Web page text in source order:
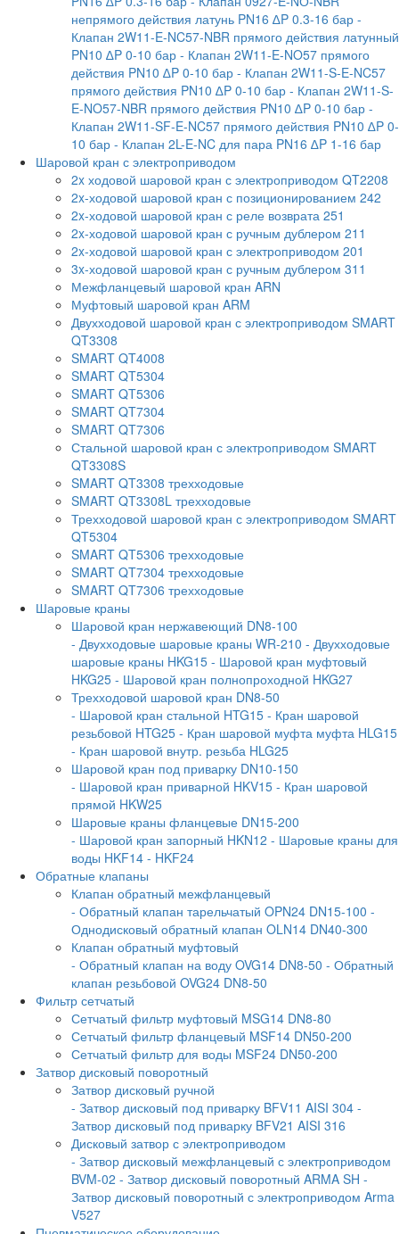
непрямого действия латунь PN16 ∆P 0.3-16 бар -
Клапан 2W11-E-NC57-NBR прямого действия латунный
PN10 ∆P 0-10 бар - Клапан 2W11-E-NO57 прямого
действия PN10 ∆P 0-10 бар - Клапан 2W11-S-E-NC57
прямого действия PN10 ∆P 0-10 бар - Клапан 2W11-S-
E-NO57-NBR прямого действия PN10 ∆P 0-10 бар -
Клапан 2W11-SF-E-NC57 прямого действия PN10 ∆P 0-
10 бар - Клапан 2L-E-NC для пара PN16 ∆P 1-16 бар
Шаровой кран с электроприводом
2x ходовой шаровой кран с электроприводом QT2208
2x-ходовой шаровой кран с позиционированием 242
2x-ходовой шаровой кран с реле возврата 251
2x-ходовой шаровой кран с ручным дублером 211
2x-ходовой шаровой кран с электроприводом 201
3x-ходовой шаровой кран с ручным дублером 311
Межфланцевый шаровой кран ARN
Муфтовый шаровой кран ARM
Двухходовой шаровой кран с электроприводом SMART
QT3308
SMART QT4008
SMART QT5304
SMART QT5306
SMART QT7304
SMART QT7306
Стальной шаровой кран с электроприводом SMART
QT3308S
SMART QT3308 трехходовые
SMART QT3308L трехходовые
Трехходовой шаровой кран с электроприводом SMART
QT5304
SMART QT5306 трехходовые
SMART QT7304 трехходовые
SMART QT7306 трехходовые
Шаровые краны
Шаровой кран нержавеющий DN8-100
- Двухходовые шаровые краны WR-210 - Двухходовые
шаровые краны HKG15 - Шаровой кран муфтовый
HKG25 - Шаровой кран полнопроходной HKG27
Трехходовой шаровой кран DN8-50
- Шаровой кран стальной HTG15 - Кран шаровой
резьбовой HTG25 - Кран шаровой муфта муфта HLG15
- Кран шаровой внутр. резьба HLG25
Шаровой кран под приварку DN10-150
- Шаровой кран приварной HKV15 - Кран шаровой
прямой HKW25
Шаровые краны фланцевые DN15-200
- Шаровой кран запорный HKN12 - Шаровые краны для
воды HKF14 - HKF24
Обратные клапаны
Клапан обратный межфланцевый
- Обратный клапан тарельчатый OPN24 DN15-100 -
Однодисковый обратный клапан OLN14 DN40-300
Клапан обратный муфтовый
- Обратный клапан на воду OVG14 DN8-50 - Обратный
клапан резьбовой OVG24 DN8-50
Фильтр сетчатый
Сетчатый фильтр муфтовый MSG14 DN8-80
Сетчатый фильтр фланцевый MSF14 DN50-200
Сетчатый фильтр для воды MSF24 DN50-200
Затвор дисковый поворотный
Затвор дисковый ручной
- Затвор дисковый под приварку BFV11 AISI 304 -
Затвор дисковый под приварку BFV21 AISI 316
Дисковый затвор с электроприводом
- Затвор дисковый межфланцевый с электроприводом
BVM-02 - Затвор дисковый поворотный ARMA SH -
Затвор дисковый поворотный с электроприводом Arma
V527